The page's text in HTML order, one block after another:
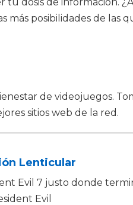
posibilidades de las
de videojuegos.
sitios web de la red.
Lenticular
Evil 7 justo donde
Evil